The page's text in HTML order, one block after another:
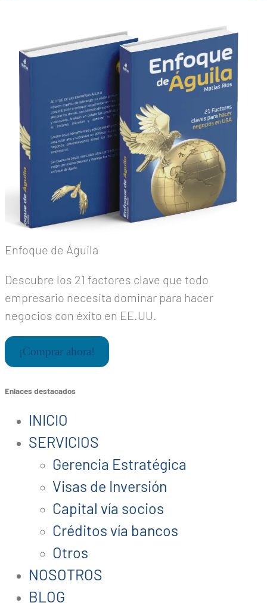
Enfoque de Águila
Descubre los 21 factores clave que todo
empresario necesita dominar para hacer
negocios con éxito en EE.UU.
¡Comprar ahora!
Enlaces destacados
INICIO
SERVICIOS
Gerencia Estratégica
Visas de Inversión
Capital vía socios
Créditos vía bancos
Otros
NOSOTROS
BLOG